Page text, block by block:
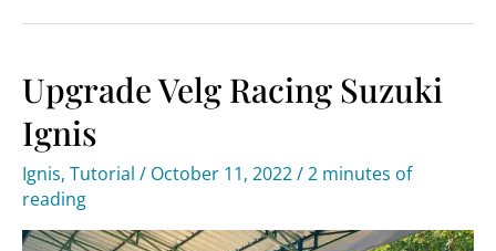
Upgrade Velg Racing Suzuki
Ignis
Ignis, Tutorial / October 11, 2022/2 minutes of
reading